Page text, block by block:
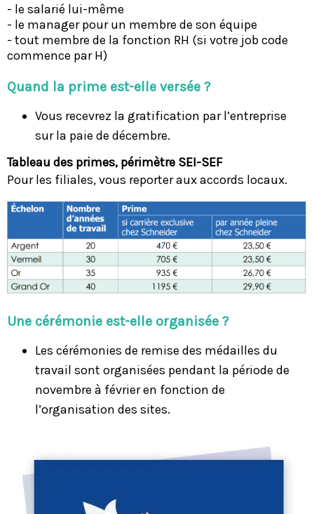
- le salarié lui-même
- le manager pour un membre de son équipe
- tout membre de la fonction RH (si votre job code
commence par H)
Quand la prime est-elle versée ?
Vous recevrez la gratification par l’entreprise
sur la paie de décembre.
Tableau des primes, périmètre SEI-SEF
Pour les filiales, vous reporter aux accords locaux.
Une cérémonie est-elle organisée ?
Les cérémonies de remise des médailles du
travail sont organisées pendant la période de
novembre à février en fonction de
l’organisation des sites.